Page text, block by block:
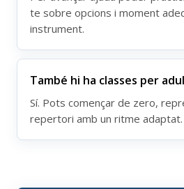
te sobre opcions i moment
instrument.
També hi ha classes per
Sí. Pots començar de zero,
repertori amb un ritme adaptat.